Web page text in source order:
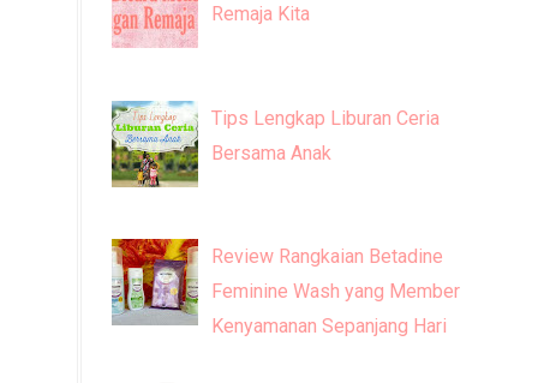
Remaja Kita
Tips Lengkap Liburan Ceria
Bersama Anak
Review Rangkaian Betadine
Feminine Wash yang Memberi
Kenyamanan Sepanjang Hari